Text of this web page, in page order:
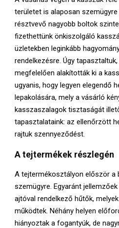
területet is alaposan
résztvevő nagyobb boltok
fizethettünk önkiszolgáló
üzletekben leginkább
rendelkezésre. Úgy
megfelelően alakították ki a
ugyanis, hogy legyen elegendő
lepakolására, mely a vásárló
kasszaszalagok tisztaságát
tapasztalataink: az ellenőrzött
rajtuk szennyeződést.
A tejtermékek részlegén
A tejtermékosztályon először a
szemügyre. Egyaránt
ajtóval rendelkező hűtők,
működtek. Néhány helyen
hiányoztak a fogantyúk, de